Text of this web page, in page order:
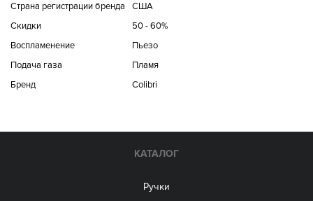
Страна регистрации бренда
США
Скидки
50 - 60%
Воспламенение
Пьезо
Подача газа
Пламя
Бренд
Colibri
КАТАЛОГ
Ручки